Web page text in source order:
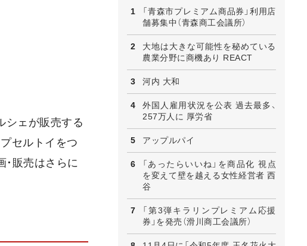
シェが販売する
セルトイをつ
販売はさらに
「青森市プレミアム商品券」利用店
舗募集中（青森商工会議所）
大地は大きな可能性を秘めている
農業分野に商機あり REACT
河内 大和
外国人雇用状況を公表 過去最多、
257万人に 厚労省
アップルパイ
「あったらいいね」を商品化 視点
を変えて壁を越える女性経営者 西
谷
「第3弾キラリンプレミアム応援
券」を発売（滑川商工会議所）